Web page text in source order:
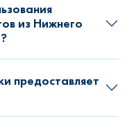
из Нижнего
предоставляет